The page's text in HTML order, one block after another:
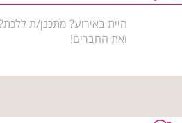
היית באירוע? מתכנן/ת
ואת החברים!